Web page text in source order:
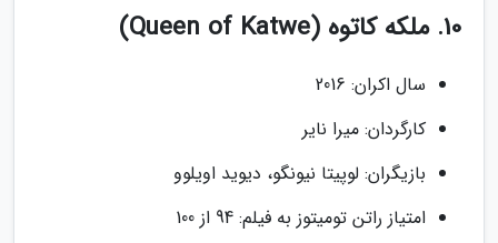
10. ملکه کاتوه (Queen of Katwe)
سال اکران: 2016
کارگردان: میرا نایر
بازیگران: لوپیتا نیونگو، دیوید اویلوو
امتیاز راتن تومیتوز به فیلم: 94 از 100